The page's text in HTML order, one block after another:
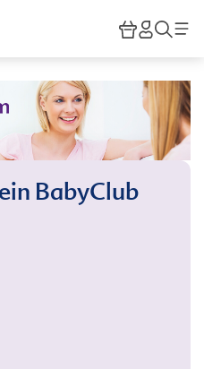
HiPP
BabyClub